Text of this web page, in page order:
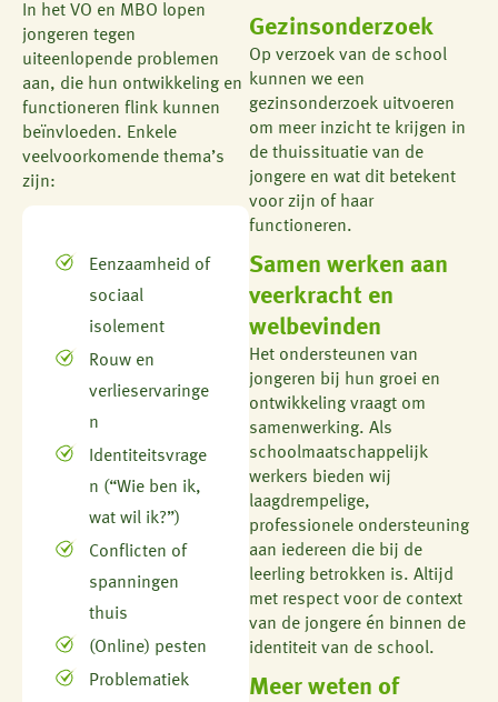
In het VO en MBO lopen
jongeren tegen
uiteenlopende problemen
aan, die hun ontwikkeling en
functioneren flink kunnen
beïnvloeden. Enkele
veelvoorkomende thema’s
zijn:
Eenzaamheid of
sociaal
isolement
Rouw en
verlieservaringe
n
Identiteitsvrage
n (“Wie ben ik,
wat wil ik?”)
Conflicten of
spanningen
thuis
(Online) pesten
Problematiek
Gezinsonderzoek
Op verzoek van de school
kunnen we een
gezinsonderzoek uitvoeren
om meer inzicht te krijgen in
de thuissituatie van de
jongere en wat dit betekent
voor zijn of haar
functioneren.
Samen werken aan
veerkracht en
welbevinden
Het ondersteunen van
jongeren bij hun groei en
ontwikkeling vraagt om
samenwerking. Als
schoolmaatschappelijk
werkers bieden wij
laagdrempelige,
professionele ondersteuning
aan iedereen die bij de
leerling betrokken is. Altijd
met respect voor de context
van de jongere én binnen de
identiteit van de school.
Meer weten of